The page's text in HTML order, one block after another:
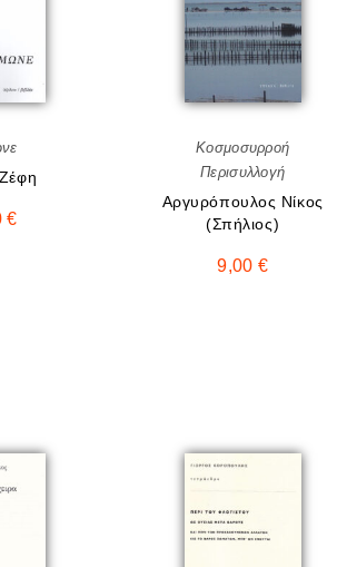
€
Κοσμοσυρροή
Περισυλλογή
Αργυρόπουλος Νίκος
(Σπήλιος)
9,00 €